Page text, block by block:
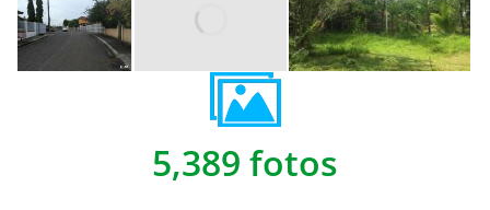
5,389 fotos